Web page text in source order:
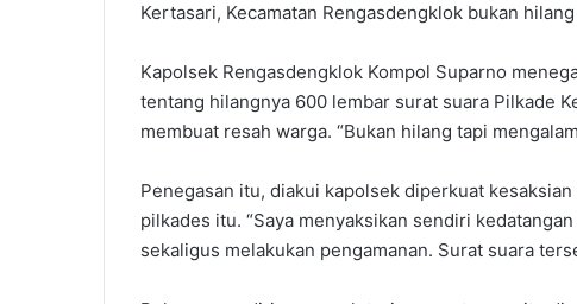
Kertasari, Kecamatan Rengasdengklok bukan
Kapolsek Rengasdengklok Kompol Suparno
tentang hilangnya 600 lembar surat suara Pilkade
membuat resah warga. “Bukan hilang tapi
Penegasan itu, diakui kapolsek diperkuat
pilkades itu. “Saya menyaksikan sendiri
sekaligus melakukan pengamanan. Surat suara